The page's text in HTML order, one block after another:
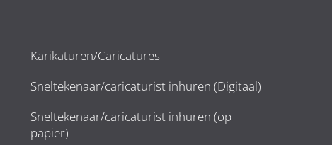
Karikaturen/Caricatures
Sneltekenaar/caricaturist inhuren (Digitaal)
Sneltekenaar/caricaturist inhuren (op
papier)